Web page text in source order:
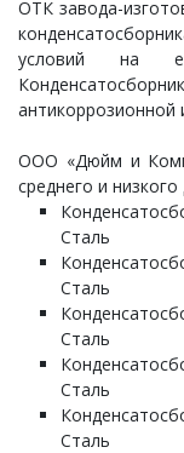
ОТК завода-
условий на
антикоррозионной
ООО «Дюйм и
среднего и
Сталь
Сталь
Сталь
Сталь
Сталь